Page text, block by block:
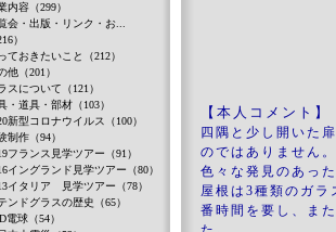
【本人コメント】
四隅と少し開いた
のではありません
色々な発見のあっ
屋根は3種類のガ
番時間を要し、ま
内容（299）
会・出版・リンク・お...
）
ておきたいこと（212）
他（201）
スについて（121）
・道具・部材（103）
新型コロナウイルス（100）
制作（94）
フランス見学ツアー（91）
イングランド見学ツアー（80）
イタリア 見学ツアー（78）
ンドグラスの歴史（65）
電球（54）